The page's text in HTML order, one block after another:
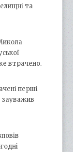
та
втрачено.
перші
зауважив